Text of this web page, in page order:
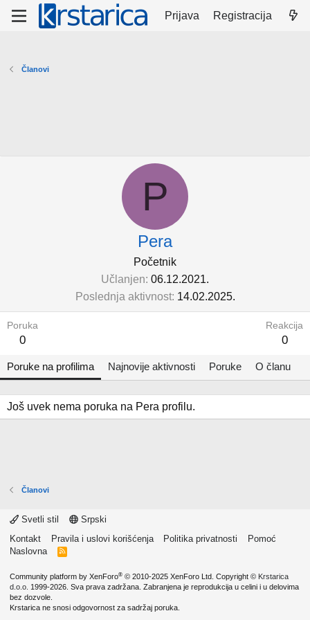
Prijava Registracija
Članovi
P
Pera
Početnik
Učlanjen 06.12.2021.
Poslednja aktivnost 14.02.2025.
Poruka
0
Reakcija
0
Poruke na profilima Najnovije aktivnosti Poruke O članu
Još uvek nema poruka na Pera profilu.
Članovi
Svetli stil
Srpski
Kontakt
Pravila i uslovi korišćenja Politika privatnosti
Pomoć
Naslovna
R
Community platform by XenForo® © 2010-2025 XenForo Ltd. Copyright © Krstarica
d.o.o. 1999-2026. Sva prava zadržana. Zabranjena je reprodukcija u celini i u delovima
bez dozvole.
Krstarica ne snosi odgovornost za sadržaj poruka.